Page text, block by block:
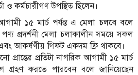
ও কর্মচারীগণ উপস্থিত ছিলেন।
১৫ মার্চ পর্যন্ত এ মেলা চলবে বলে
প্রদর্শনী মেলা চলাকালীন সময়ে সকল
আকর্ষণীয় গিফট একদম ফ্রি থাকবে।
প্রতিটা নাগরিক আগামী ১৫ মার্চ
গ্রহণ করতে পারবেন বলে জানিয়েছেন